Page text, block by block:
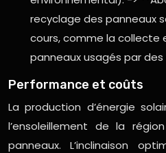
recyclage des panneaux
cours, comme la
panneaux usagés par
Performance et coûts
La production d’énergie
l’ensoleillement de la
panneaux. L’inclinaison